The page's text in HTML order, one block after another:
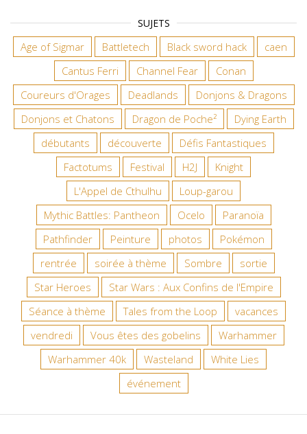
SUJETS
Age of Sigmar Battletech Black sword hack
caen
Cantus Ferri
Channel Fear
Conan
Coureurs d'Orages
Deadlands
Donjons & Dragons
Donjons et Chatons
Dragon de Poche²
Dying Earth
débutants
découverte
Défis Fantastiques
Factotums
Festival H2J
Knight
L'Appel de Cthulhu
Loup-garou
Mythic Battles: Pantheon
Ocelo
Paranoïa
Pathfinder
Peinture photos
Pokémon
rentrée
soirée à thème Sombre
sortie
Star Heroes
Star Wars : Aux Confins de l'Empire
Séance à thème
Tales from the Loop
vacances
vendredi
Vous êtes des gobelins
Warhammer
Warhammer 40k
Wasteland
White Lies
événement